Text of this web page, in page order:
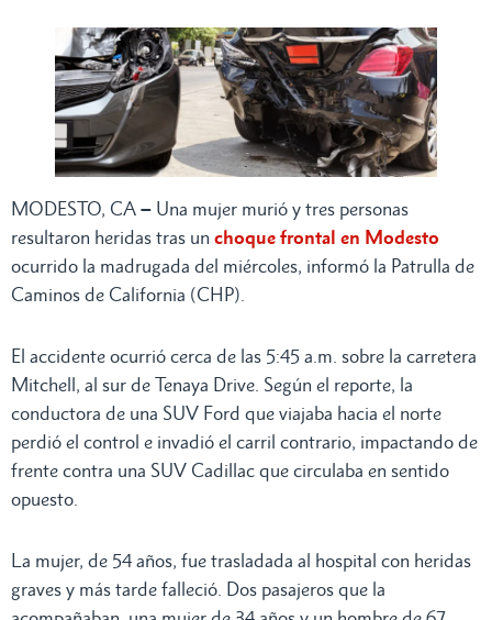
MODESTO, CA – Una mujer murió y tres personas
resultaron heridas tras un choque frontal en Modesto
ocurrido la madrugada del miércoles, informó la Patrulla de
Caminos de California (CHP).
El accidente ocurrió cerca de las 5:45 a.m. sobre la carretera
Mitchell, al sur de Tenaya Drive. Según el reporte, la
conductora de una SUV Ford que viajaba hacia el norte
perdió el control e invadió el carril contrario, impactando de
frente contra una SUV Cadillac que circulaba en sentido
opuesto.
La mujer, de 54 años, fue trasladada al hospital con heridas
graves y más tarde falleció. Dos pasajeros que la